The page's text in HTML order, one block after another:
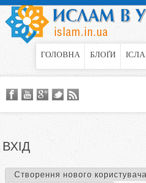
Jump to
ГОЛОВНА БЛОҐИ
ВХІД
Створення нового користувача